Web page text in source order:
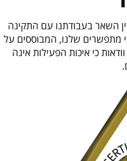
השאר בעבודתנו עם התקינה
מתפשרים שלנו, המבוססים על
כי איכות הפעילות אינה